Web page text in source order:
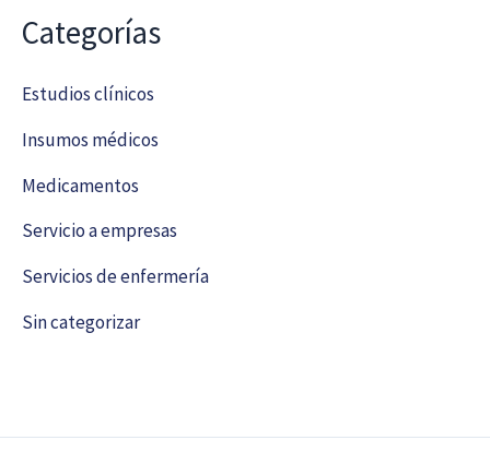
Categorías
Estudios clínicos
Insumos médicos
Medicamentos
Servicio a empresas
Servicios de enfermería
Sin categorizar